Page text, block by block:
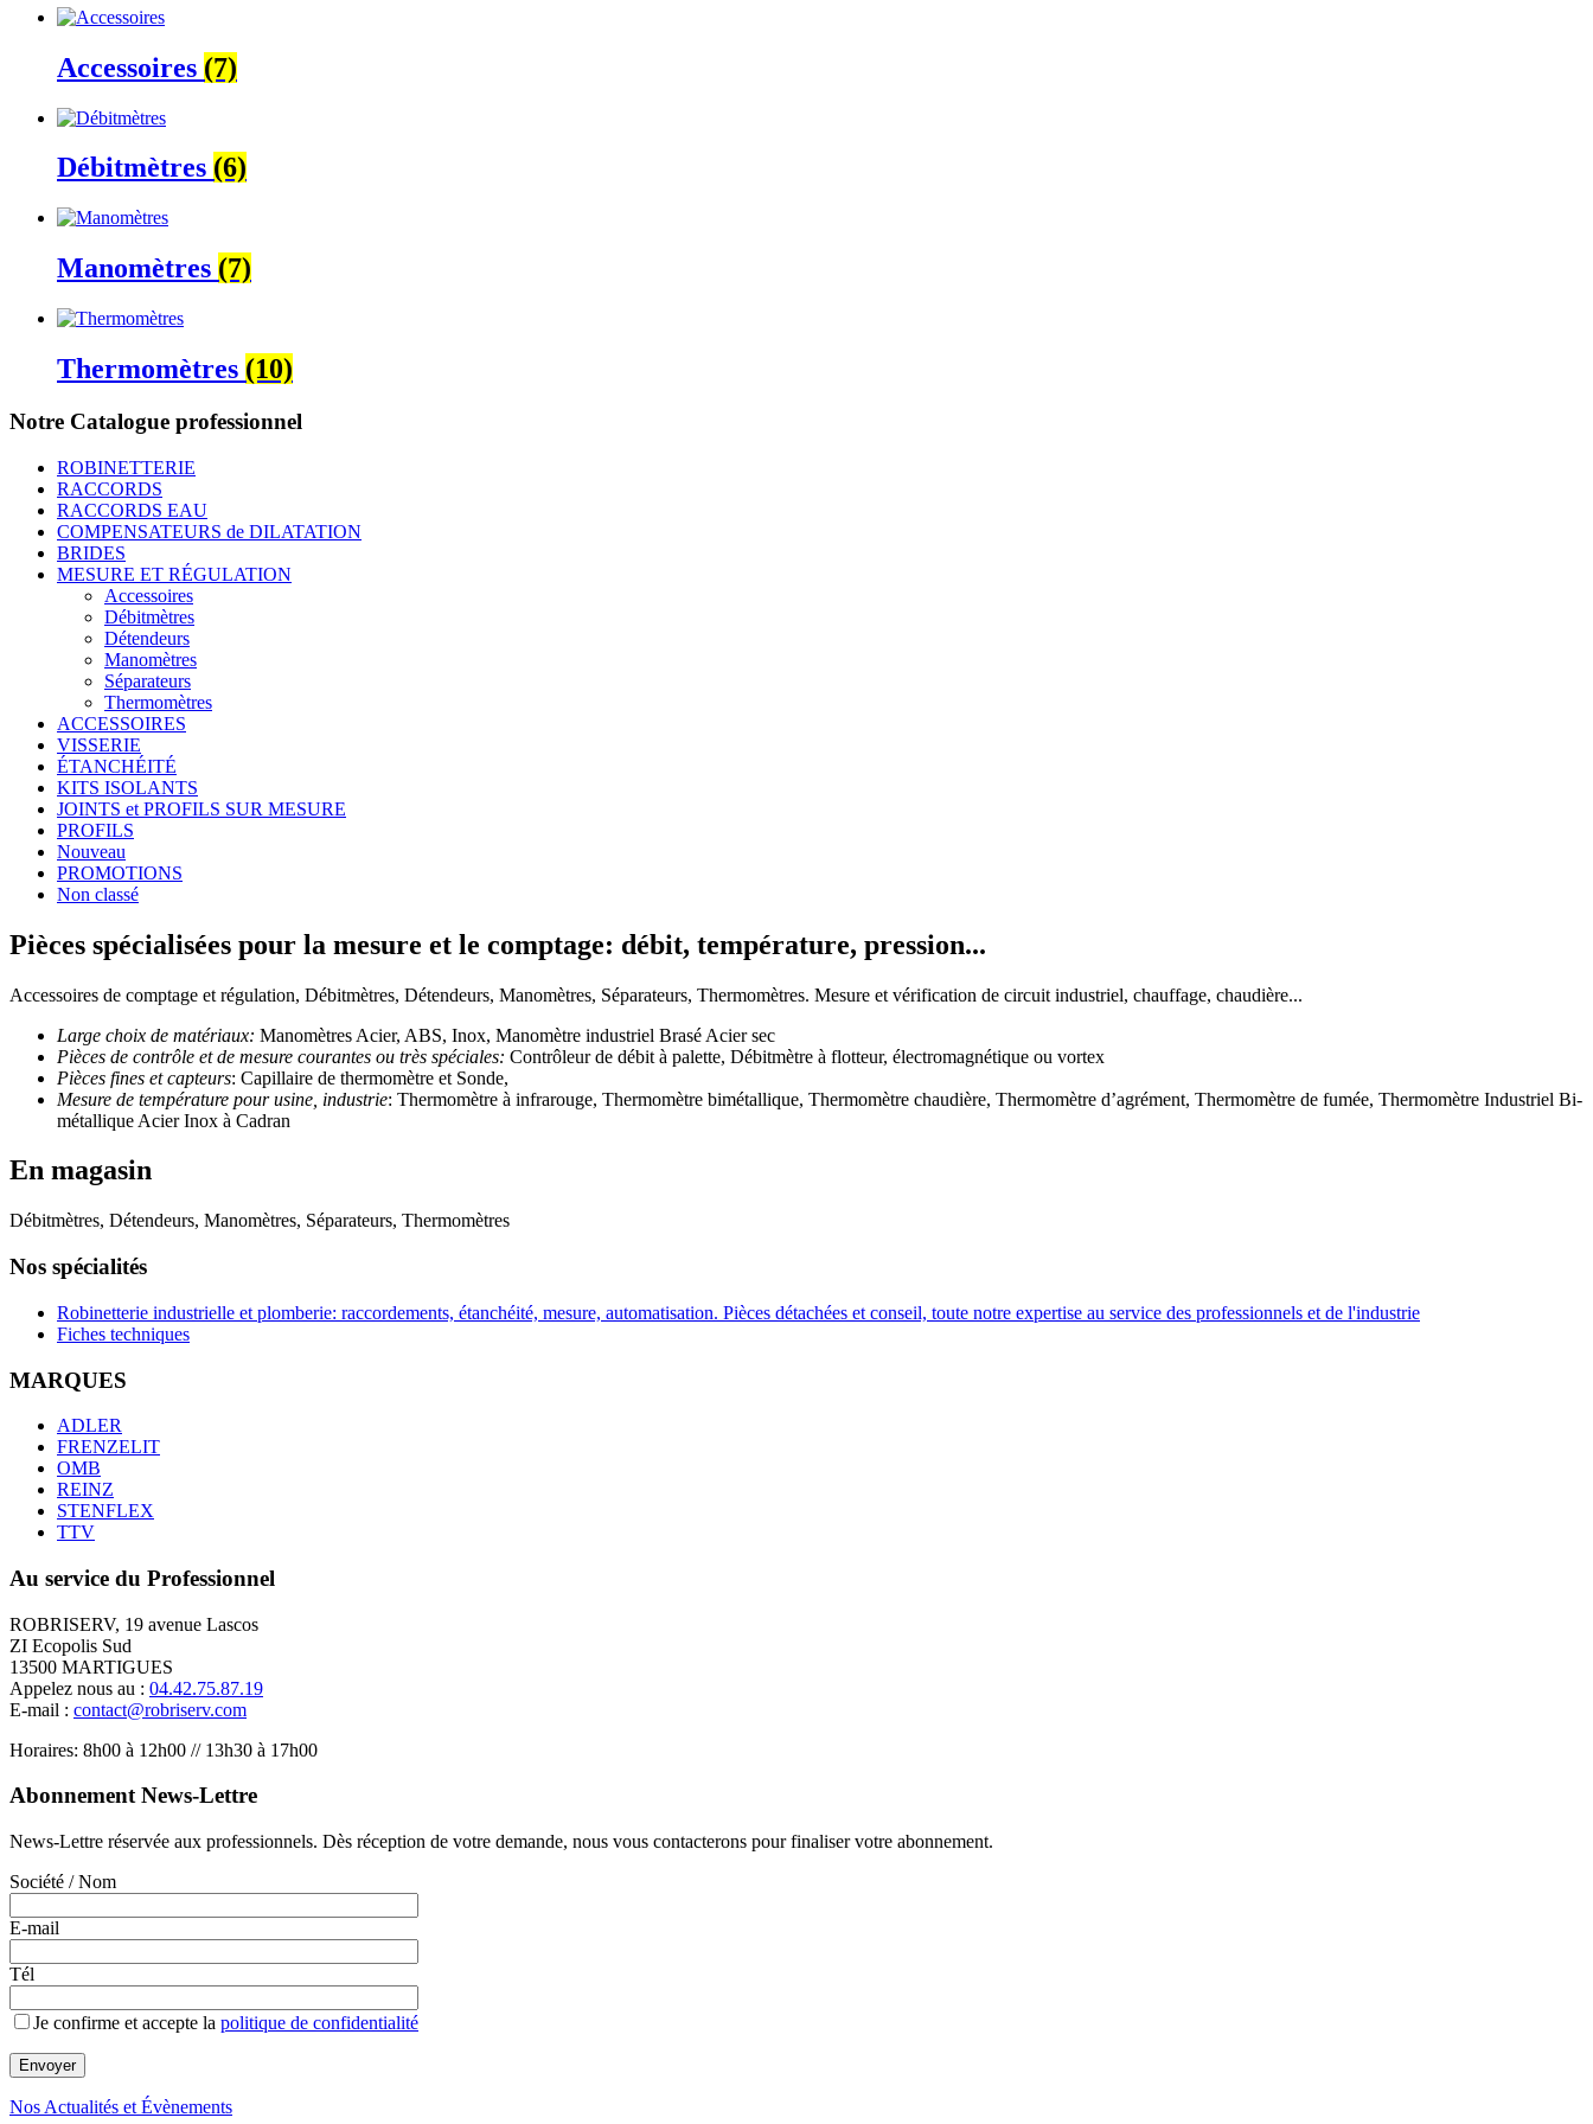
Accessoires (7)
Débitmètres (6)
Manomètres (7)
Thermomètres (10)
Notre Catalogue professionnel
ROBINETTERIE
RACCORDS
RACCORDS EAU
COMPENSATEURS de DILATATION
BRIDES
MESURE ET RÉGULATION
Accessoires
Débitmètres
Détendeurs
Manomètres
Séparateurs
Thermomètres
ACCESSOIRES
VISSERIE
ÉTANCHÉITÉ
KITS ISOLANTS
JOINTS et PROFILS SUR MESURE
PROFILS
Nouveau
PROMOTIONS
Non classé
Pièces spécialisées pour la mesure et le comptage: débit, température, pression...
Accessoires de comptage et régulation, Débitmètres, Détendeurs, Manomètres, Séparateurs, Thermomètres. Mesure et vérification de circuit industriel, chauffage, chaudière...
Large choix de matériaux: Manomètres Acier, ABS, Inox, Manomètre industriel Brasé Acier sec
Pièces de contrôle et de mesure courantes ou très spéciales: Contrôleur de débit à palette, Débitmètre à flotteur, électromagnétique ou vortex
Pièces fines et capteurs: Capillaire de thermomètre et Sonde,
Mesure de température pour usine, industrie: Thermomètre à infrarouge, Thermomètre bimétallique, Thermomètre chaudière, Thermomètre d’agrément, Thermomètre de fumée, Thermomètre Industriel Bi-
métallique Acier Inox à Cadran
En magasin
Débitmètres, Détendeurs, Manomètres, Séparateurs, Thermomètres
Nos spécialités
Robinetterie industrielle et plomberie: raccordements, étanchéité, mesure, automatisation. Pièces détachées et conseil, toute notre expertise au service des professionnels et de l'industrie
Fiches techniques
MARQUES
ADLER
FRENZELIT
OMB
REINZ
STENFLEX
TTV
Au service du Professionnel
ROBRISERV, 19 avenue Lascos
ZI Ecopolis Sud
13500 MARTIGUES
Appelez nous au : 04.42.75.87.19
E-mail : contact@robriserv.com
Horaires: 8h00 à 12h00 // 13h30 à 17h00
Abonnement News-Lettre
News-Lettre réservée aux professionnels. Dès réception de votre demande, nous vous contacterons pour finaliser votre abonnement.
Société / Nom
E-mail
Tél
Je confirme et accepte la politique de confidentialité
Nos Actualités et Évènements